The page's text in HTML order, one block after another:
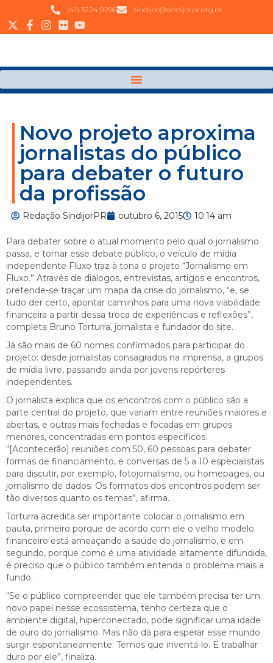
(41) 3224 9296 sindijor@sindijorpr.org.br
Novo projeto aproxima
jornalistas do público
para debater o futuro
da profissão
Redação SindijorPR outubro 6, 2015 10:14 am
Para debater sobre o atual momento pelo qual o jornalismo
passa, e tornar esse debate público, o veículo de mídia
independente Fluxo traz à tona o projeto “Jornalismo em
Fluxo.” Através de diálogos, entrevistas, artigos e encontros,
pretende-se traçar um mapa da crise do jornalismo, “e, se
tudo der certo, apontar caminhos para uma nova viabilidade
financeira a partir dessa troca de experiências e reflexões”,
completa Bruno Torturra, jornalista e fundador do site.
Já são mais de 60 nomes confirmados para participar do
projeto: desde jornalistas consagrados na imprensa, a grupos
de mídia livre, passando ainda por jovens repórteres
independentes.
O jornalista explica que os encontros com o público são a
parte central do projeto, que variam entre reuniões maiores e
abertas, e outras mais fechadas e focadas em grupos
menores, concentradas em pontos específicos.
“[Acontecerão] reuniões com 50, 60 pessoas para debater
formas de financiamento, e conversas de 5 a 10 especialistas
para discutir, por exemplo, fotojornalismo, ou homepages, ou
jornalismo de dados. Os formatos dos encontros podem ser
tão diversos quanto os temas”, afirma.
Torturra acredita ser importante colocar o jornalismo em
pauta, primeiro porque de acordo com ele o velho modelo
financeiro está ameaçando a saúde do jornalismo, e em
segundo, porque como é uma atividade altamente difundida,
é preciso que o público também entenda o problema mais a
fundo.
“Se o público compreender que ele também precisa ter um
novo papel nesse ecossistema, tenho certeza que o
ambiente digital, hiperconectado, pode significar uma idade
de ouro do jornalismo. Mas não dá para esperar esse mundo
surgir espontaneamente. Temos que inventá-lo. E trabalhar
duro por ele”, finaliza.